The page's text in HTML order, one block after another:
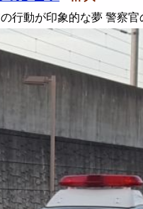
行動が印象的な夢 警察